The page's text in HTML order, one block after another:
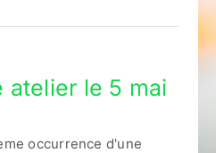
atelier le 5 mai
occurrence d'une